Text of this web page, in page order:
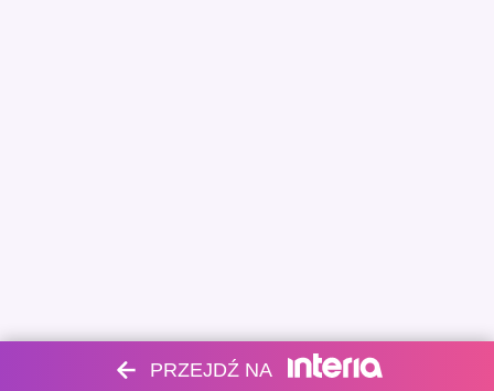
PRZEJDŹ NA